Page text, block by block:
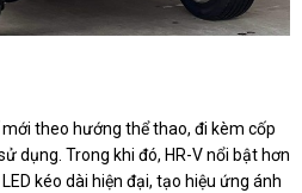
theo hướng thể thao, đi kèm cốp
dụng. Trong khi đó, HR-V nổi bật hơn
kéo dài hiện đại, tạo hiệu ứng ánh